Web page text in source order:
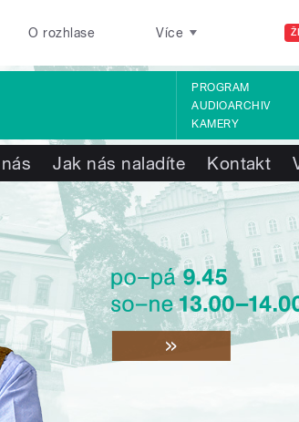
O rozhlase Více
PROGRAM
AUDIOARCHIV
KAMERY
Jak nás naladíte Kontakt